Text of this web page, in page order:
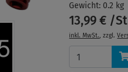
Gewicht: 0.2 kg
13,99 € /
inkl. MwSt., zzgl.